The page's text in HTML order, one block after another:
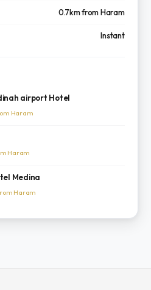
0.7km from Haram
Instant
airport Hotel
Haram
Haram
Medina
Haram